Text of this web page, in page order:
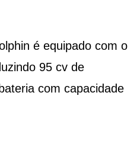
é equipado com o
95 cv de
com capacidade